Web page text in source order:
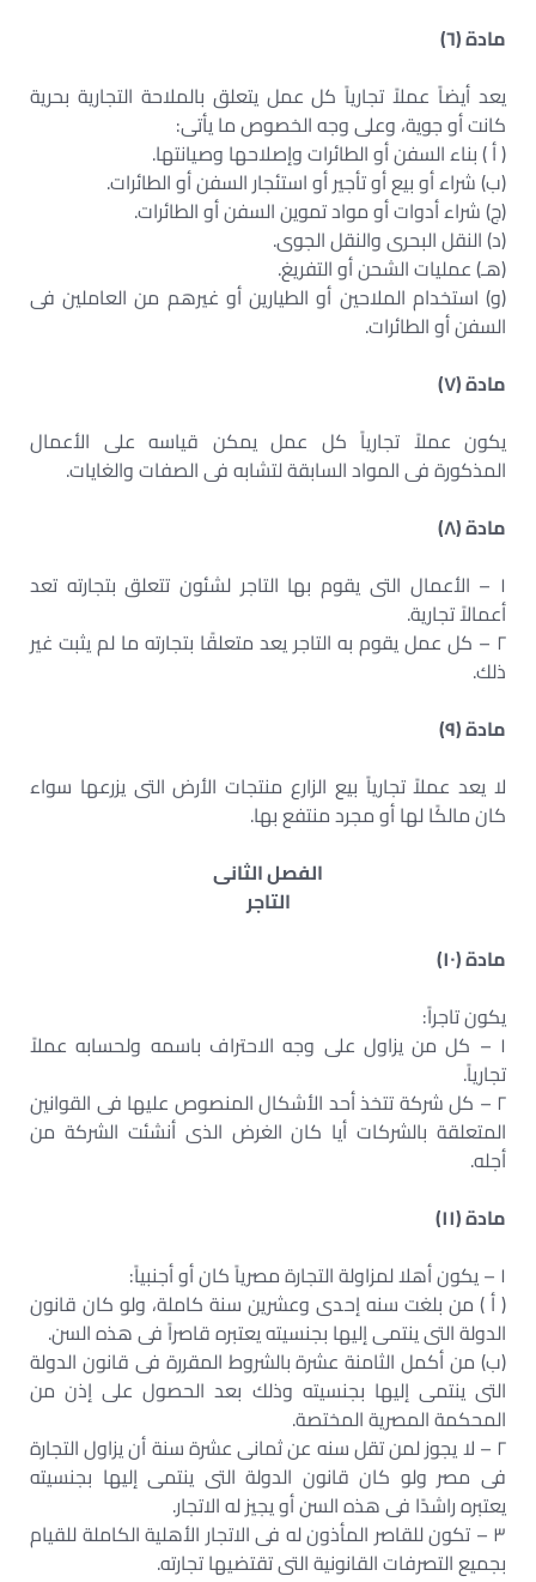
مادة (٦)
يعد أيضاً عملاً تجارياً كل عمل يتعلق بالملاحة التجارية بحرية
كانت أو جوية، وعلى وجه الخصوص ما يأتى:
( أ ) بناء السفن أو الطائرات وإصلاحها وصيانتها.
(ب) شراء أو بيع أو تأجير أو استئجار السفن أو الطائرات.
(ج) شراء أدوات أو مواد تموين السفن أو الطائرات.
(د) النقل البحرى والنقل الجوى.
(هـ) عمليات الشحن أو التفريغ.
(و) استخدام الملاحين أو الطيارين أو غيرهم من العاملين فى
السفن أو الطائرات.
مادة (٧)
يكون عملاً تجارياً كل عمل يمكن قياسه على الأعمال
المذكورة فى المواد السابقة لتشابه فى الصفات والغايات.
مادة (٨)
١ – الأعمال التى يقوم بها التاجر لشئون تتعلق بتجارته تعد
أعمالاً تجارية.
٢ – كل عمل يقوم به التاجر يعد متعلقًا بتجارته ما لم يثبت غير
ذلك.
مادة (٩)
لا يعد عملاً تجارياً بيع الزارع منتجات الأرض التى يزرعها سواء
كان مالكًا لها أو مجرد منتفع بها.
الفصل الثانى
التاجر
مادة (١٠)
يكون تاجراً:
١ – كل من يزاول على وجه الاحتراف باسمه ولحسابه عملاً
تجارياً.
٢ – كل شركة تتخذ أحد الأشكال المنصوص عليها فى القوانين
المتعلقة بالشركات أيا كان الغرض الذى أنشئت الشركة من
أجله.
مادة (١١)
١ – يكون أهلا لمزاولة التجارة مصرياً كان أو أجنبياً:
( أ ) من بلغت سنه إحدى وعشرين سنة كاملة، ولو كان قانون
الدولة التى ينتمى إليها بجنسيته يعتبره قاصراً فى هذه السن.
(ب) من أكمل الثامنة عشرة بالشروط المقررة فى قانون الدولة
التى ينتمى إليها بجنسيته وذلك بعد الحصول على إذن من
المحكمة المصرية المختصة.
٢ – لا يجوز لمن تقل سنه عن ثمانى عشرة سنة أن يزاول التجارة
فى مصر ولو كان قانون الدولة التى ينتمى إليها بجنسيته
يعتبره راشدًا فى هذه السن أو يجيز له الاتجار.
٣ – تكون للقاصر المأذون له فى الاتجار الأهلية الكاملة للقيام
بجميع التصرفات القانونية التى تقتضيها تجارته.